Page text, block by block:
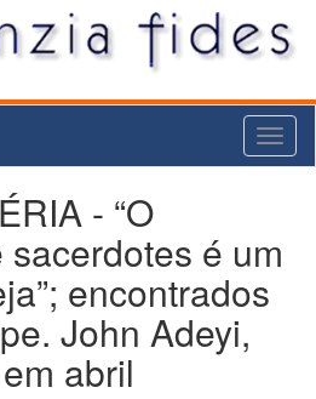
- “O
é um
encontrados
John Adeyi,
abril